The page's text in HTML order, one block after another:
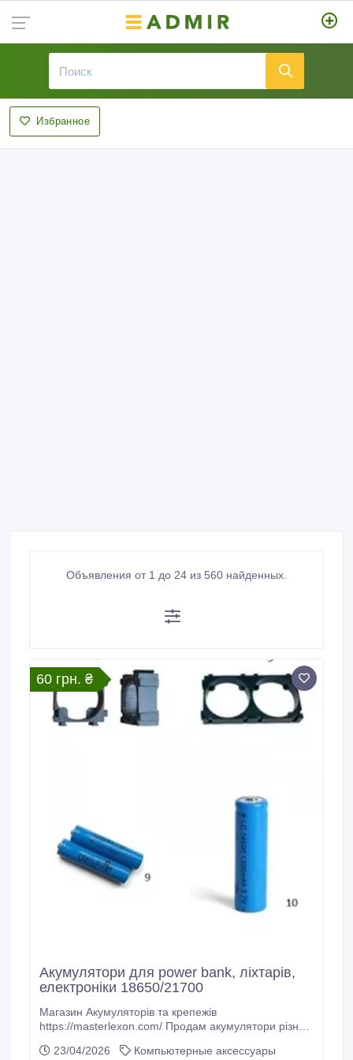
Избранное
Объявления от 1 до 24 из 560 найденных.
60 грн. ₴
Акумулятори для power bank, ліхтарів,
електроніки 18650/21700
Maгазин Акумуляторів та крепежів
https://masterlexon.com/ Продам акумулятори різних
зручного використання. Підійдуть для power bank,
23/04/2026
Компьютерные аксессуары